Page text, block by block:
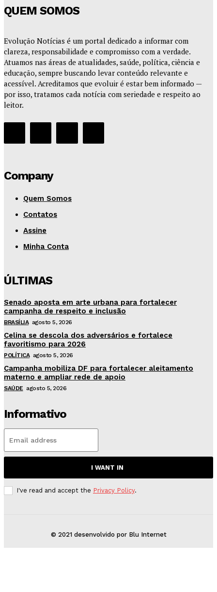
QUEM SOMOS
Evolução Notícias é um portal dedicado a informar com
clareza, responsabilidade e compromisso com a verdade.
Atuamos nas áreas de atualidades, saúde, política, ciência e
educação, sempre buscando levar conteúdo relevante e
acessível. Acreditamos que evoluir é estar bem informado —
por isso, tratamos cada notícia com seriedade e respeito ao
leitor.
Company
Quem Somos
Contatos
Assine
Minha Conta
ÚLTIMAS
Senado aposta em arte urbana para fortalecer
campanha de respeito e inclusão
BRASÍLIA agosto 5, 2026
Celina se descola dos adversários e fortalece
favoritismo para 2026
POLÍTICA agosto 5, 2026
Campanha mobiliza DF para fortalecer aleitamento
materno e ampliar rede de apoio
SAÚDE agosto 5, 2026
Informativo
I WANT IN
I've read and accept the Privacy Policy.
© 2021 desenvolvido por Blu Internet